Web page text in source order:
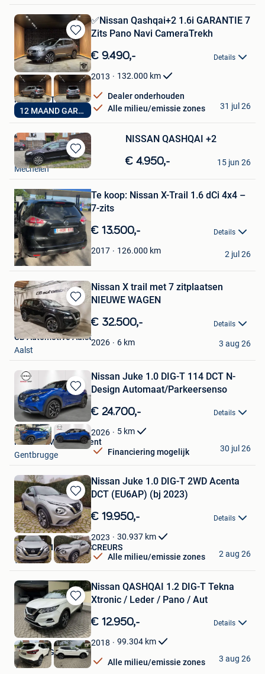
Bewaren
in
Mijn
Favorieten
12 MAAND GARANTIE
✅Nissan Qashqai+2 1.6i GARANTIE 7
Zits Pano Navi CameraTrekh
€ 9.490,- Details
2013 132.000 km
Dealer onderhouden
Alle milieu/emissie zones
MBM Car Trade
Genk
31 jul 26
Bewaren
in
Favorieten
NISSAN QASHQAI +2
€ 4.950,-
maasra
Mechelen
15 jun 26
in
Mijn
Favorieten
Te koop: Nissan X-Trail 1.6 dCi 4x4 –
7-zits
€ 13.500,- Details
2017 126.000 km
samir samir
Borgerhout
2 jul 26
Bewaren
in
Mijn
Favorieten
Nissan X trail met 7 zitplaatsen
NIEUWE WAGEN
€ 32.500,- Details
2026 6 km
CB Automotive Aalst
Aalst
3 aug 26
Bewaren
in
Favorieten
Nissan Juke 1.0 DIG-T 114 DCT N-
Design Automaat/Parkeersenso
€ 24.700,- Details
2026 5 km
Financiering mogelijk
Nissan GMS Store Gent
Gentbrugge
30 jul 26
Bewaren
in
Mijn
Favorieten
Nissan Juke 1.0 DIG-T 2WD Acenta
DCT (EU6AP) (bj 2023)
€ 19.950,- Details
2023 30.937 km
Alle milieu/emissie zones
AUTOHANDEL JOS SCREURS
Wellen
2 aug 26
Bewaren
in
Mijn
Favorieten
Nissan QASHQAI 1.2 DIG-T Tekna
Xtronic / Leder / Pano / Aut
€ 12.950,- Details
2018 99.304 km
Alle milieu/emissie zones
AVOOTO GCV
Turnhout
3 aug 26